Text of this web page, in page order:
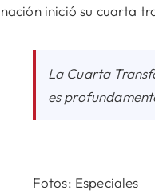
nación inició su cuarta
La Cuarta
es
Fotos: Especiales